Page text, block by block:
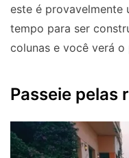
este é provavelmente
tempo para ser
colunas e você verá o
Passeie pelas